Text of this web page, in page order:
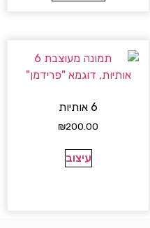
6 אותיות
₪200.00
עיצוב